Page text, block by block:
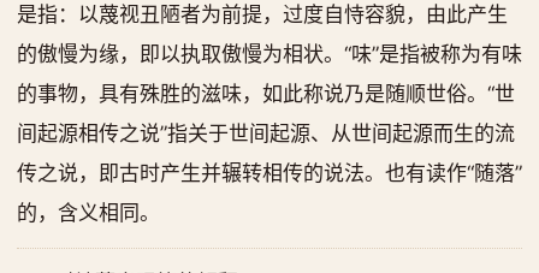
是指：以蔑视丑陋者为前提，过度自恃容貌，由此产生
的傲慢为缘，即以执取傲慢为相状。“味”是指被称为有味
的事物，具有殊胜的滋味，如此称说乃是随顺世俗。“世
间起源相传之说”指关于世间起源、从世间起源而生的流
传之说，即古时产生并辗转相传的说法。也有读作“随落”
的，含义相同。